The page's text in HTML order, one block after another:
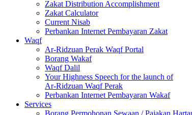
Zakat Distribution Accomplishment
Zakat Calculator
Current Nisab
Perbankan Internet Pembayaran Zakat
Waqf
Ar-Ridzuan Perak Waqf Portal
Borang Wakaf
Waqf Dalil
Your Highness Speech for the launch of
Ar-Ridzuan Waqf Perak
Perbankan Internet Pembayaran Wakaf
Services
Borang Permohonan Sewaan / Pajakan